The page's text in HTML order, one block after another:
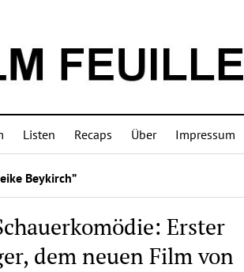
Listen Recaps Über Impressum
Beykirch”
Erster
dem neuen Film von